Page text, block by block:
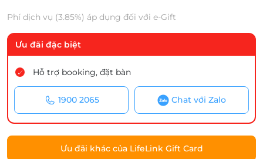
Phí dịch vụ (3.85%) áp dụng đối với e-Gift
Ưu đãi đặc biệt
Hỗ trợ booking, đặt bàn
1900 2065 Chat với Zalo
Ưu đãi khác của LifeLink Gift Card